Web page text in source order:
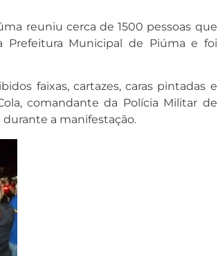
reuniu cerca de 1500 pessoas que
Prefeitura Municipal de Piúma e foi
faixas, cartazes, caras pintadas e
comandante da Polícia Militar de
a manifestação.